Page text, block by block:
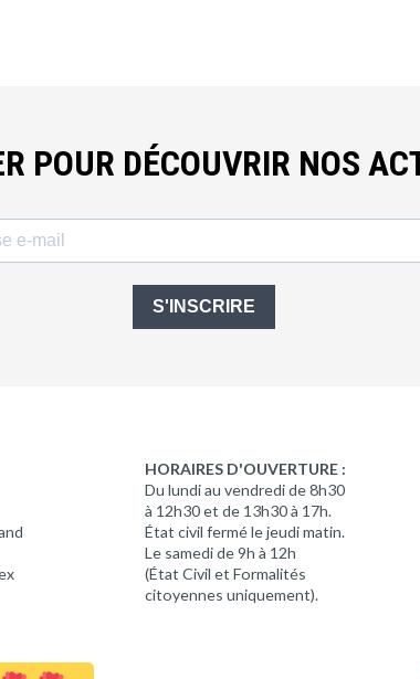
POUR DÉCOUVRIR NOS
S'INSCRIRE
HORAIRES D'OUVERTURE :
Du lundi au vendredi de 8h30
à 12h30 et de 13h30 à 17h.
État civil fermé le jeudi matin.
Le samedi de 9h à 12h
(État Civil et Formalités
citoyennes uniquement).